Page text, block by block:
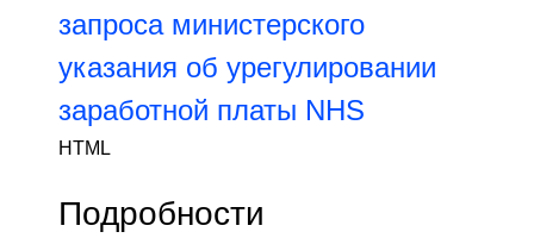
запроса министерского
указания об урегулировании
заработной платы NHS
HTML
Подробности